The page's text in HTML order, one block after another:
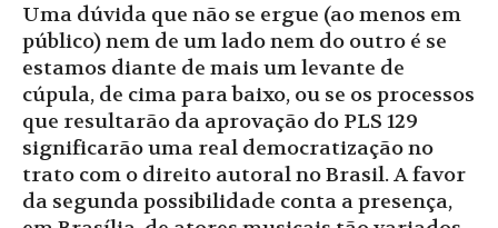
Uma dúvida que não se ergue (ao menos em
público) nem de um lado nem do outro é se
estamos diante de mais um levante de
cúpula, de cima para baixo, ou se os processos
que resultarão da aprovação do PLS 129
significarão uma real democratização no
trato com o direito autoral no Brasil. A favor
da segunda possibilidade conta a presença,